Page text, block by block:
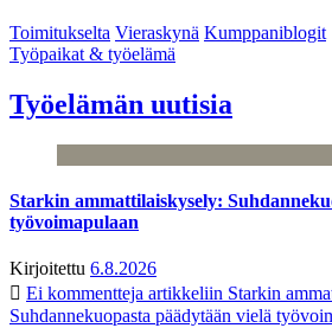
Toimitukselta Vieraskynä Kumppaniblogit
Työpaikat & työelämä
Työelämän uutisia
Starkin ammattilaiskysely:
työvoimapulaan
Kirjoitettu 6.8.2026
Ei kommentteja artikkeliin Starkin
Suhdannekuopasta päädytään vielä